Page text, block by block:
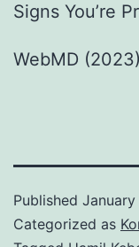
Signs You’re
WebMD
Published
Categorized as